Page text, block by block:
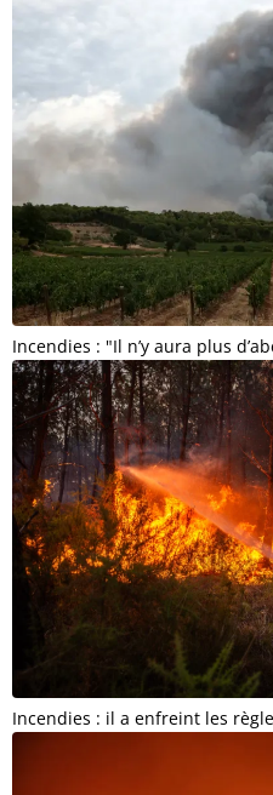
Incendies : "Il n’y aura plus
Incendies : il a enfreint les